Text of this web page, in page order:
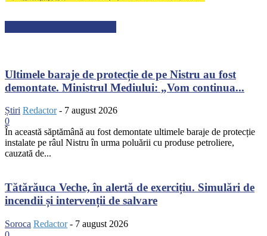
Ultimele baraje de protecție de pe Nistru au fost
demontate. Ministrul Mediului: „Vom continua...
Știri Redactor - 7 august 2026
0
În această săptămână au fost demontate ultimele baraje de protecție
instalate pe râul Nistru în urma poluării cu produse petroliere,
cauzată de...
Tătărăuca Veche, în alertă de exercițiu. Simulări de
incendii și intervenții de salvare
Soroca Redactor - 7 august 2026